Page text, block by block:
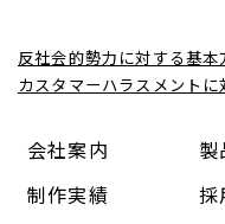
反社会的勢力に対する基
カスタマーハラスメント
会社案内 製
制作実績
採